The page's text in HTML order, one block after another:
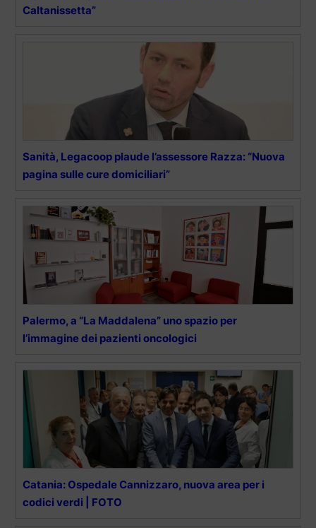
Caltanissetta”
Sanità, Legacoop plaude l’assessore Razza: “Nuova
pagina sulle cure domiciliari”
Palermo, a “La Maddalena” uno spazio per
l’immagine dei pazienti oncologici
Catania: Ospedale Cannizzaro, nuova area per i
codici verdi | FOTO